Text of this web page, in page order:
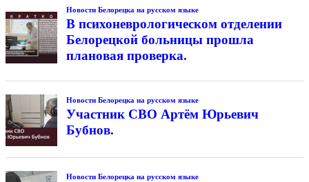
Новости Белорецка на русском языке
В психоневрологическом отделении
Белорецкой больницы прошла
плановая проверка.
Новости Белорецка на русском языке
Участник СВО Артём Юрьевич
Бубнов.
Новости Белорецка на русском языке